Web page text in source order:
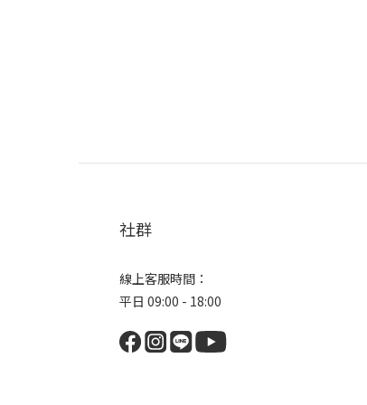
社群
線上客服時間：
平日 09:00 - 18:00